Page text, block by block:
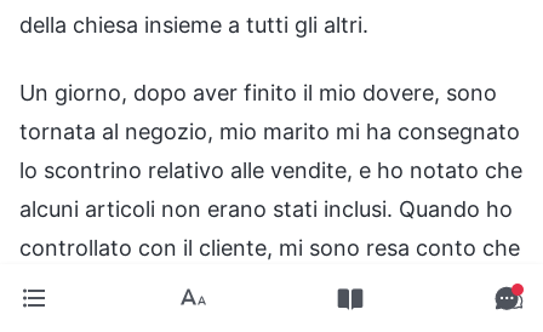
della chiesa insieme a tutti gli altri.
Un giorno, dopo aver finito il mio dovere, sono
tornata al negozio, mio marito mi ha consegnato
lo scontrino relativo alle vendite, e ho notato che
alcuni articoli non erano stati inclusi. Quando ho
controllato con il cliente, mi sono resa conto che
mio marito aveva omesso di registrare diversi